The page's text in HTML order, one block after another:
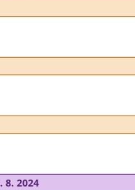
8. 2024